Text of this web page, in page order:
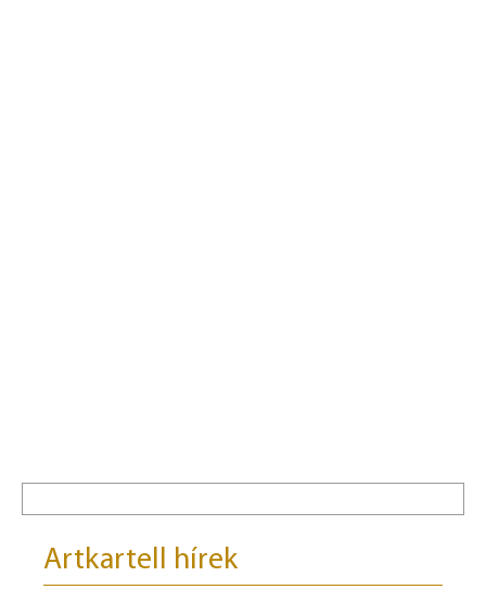
Artkartell hírek